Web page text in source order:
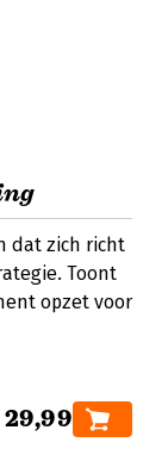
dat zich richt
Toont
opzet voor